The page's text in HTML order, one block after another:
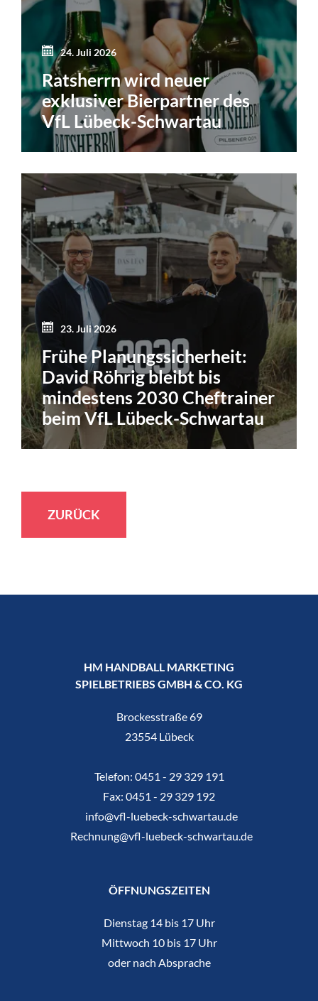
24. Juli 2026
Ratsherrn wird neuer
exklusiver Bierpartner des
VfL Lübeck-Schwartau
23. Juli 2026
Frühe Planungssicherheit:
David Röhrig bleibt bis
mindestens 2030 Cheftrainer
beim VfL Lübeck-Schwartau
ZURÜCK
HM HANDBALL MARKETING
SPIELBETRIEBS GMBH & CO. KG
Brockesstraße 69
23554 Lübeck
Telefon: 0451 - 29 329 191
Fax: 0451 - 29 329 192
info@vfl-luebeck-schwartau.de
Rechnung@vfl-luebeck-schwartau.de
ÖFFNUNGSZEITEN
Dienstag 14 bis 17 Uhr
Mittwoch 10 bis 17 Uhr
oder nach Absprache